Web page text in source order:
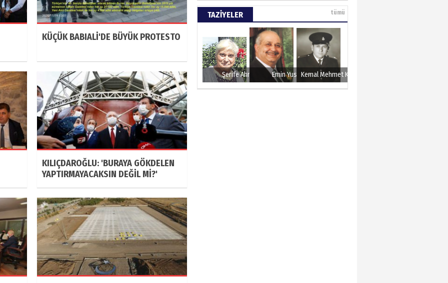
KÜÇÜK BABIALİ'DE BÜYÜK PROTESTO
KILIÇDAROĞLU: 'BURAYA GÖKDELEN
YAPTIRMAYACAKSIN DEĞİL Mİ?'
Türkiye tarımla para
kazanır..
60. Yılında 27 Mayıs 1960
SUAY KARAMAN
TAZİYELER tümü
Şerife Ahmet Emin YusufKemal Mehmet Kanmaz